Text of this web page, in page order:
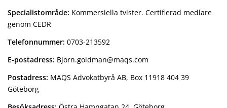
Specialistområde: Kommersiella tvister. Certifierad medlare
genom CEDR
Telefonnummer: 0703-213592
E-postadress: Bjorn.goldman@maqs.com
Postadress: MAQS Advokatbyrå AB, Box 11918 404 39
Göteborg